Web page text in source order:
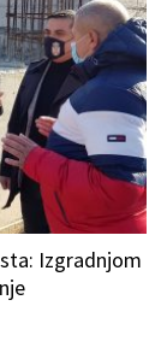
Izgradnjom